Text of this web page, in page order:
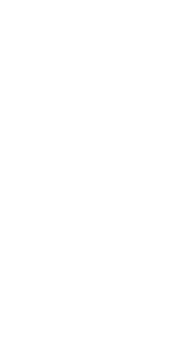
边有贴
一部分孩子获得了名为“拉姆斯
为获得宝物而疯狂。无往不利